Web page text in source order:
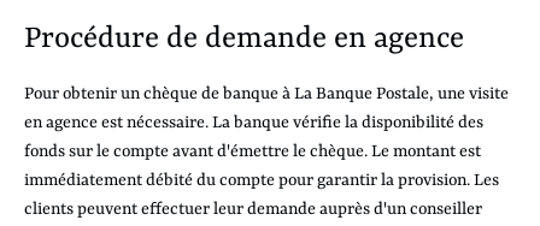
Procédure de demande en agence
Pour obtenir un chèque de banque à La Banque Postale, une visite
en agence est nécessaire. La banque vérifie la disponibilité des
fonds sur le compte avant d'émettre le chèque. Le montant est
immédiatement débité du compte pour garantir la provision. Les
clients peuvent effectuer leur demande auprès d'un conseiller